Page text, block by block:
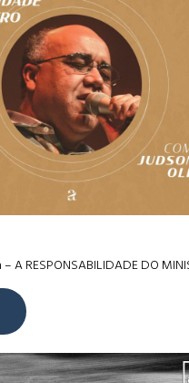
A RESPONSABILIDADE DO